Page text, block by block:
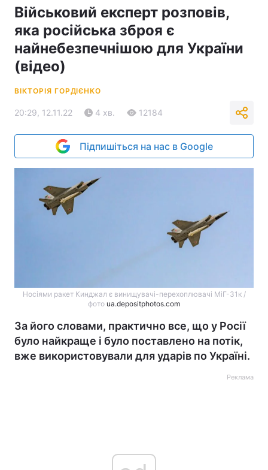
Військовий експерт розповів,
яка російська зброя є
найнебезпечнішою для України
(відео)
ВІКТОРІЯ ГОРДІЄНКО
20:29, 12.11.22 4 хв. 12184
Підпишіться на нас в Google
Носіями ракет Кинджал є винищувачі-перехоплювачі МіГ-31к /
фото ua.depositphotos.com
За його словами, практично все, що у Росії
було найкраще і було поставлено на потік,
вже використовували для ударів по Україні.
Реклама